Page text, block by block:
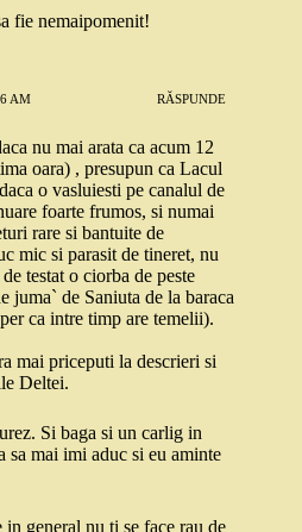
fie nemaipomenit!
AM RĂSPUNDE
nu mai arata ca acum 12
oara) , presupun ca Lacul
o vasluiesti pe canalul de
foarte frumos, si numai
rare si bantuite de
mic si parasit de tineret, nu
testat o ciorba de peste
juma` de Saniuta de la baraca
ca intre timp are temelii).
mai priceputi la descrieri si
Deltei.
Si baga si un carlig in
sa mai imi aduc si eu aminte
in general nu ti se face rau de